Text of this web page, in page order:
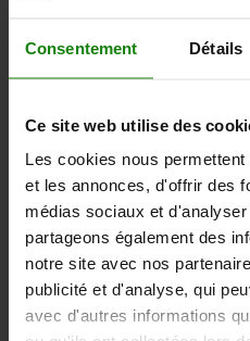
Consentement Détails
Ce site web utilise des
Les cookies nous
et les annonces, d'offrir des
médias sociaux et
partageons également des
notre site avec nos
publicité et d'analyse, qui
avec d'autres informations
Inscrivez-vous
Recevez en avant-
produits et les notifications